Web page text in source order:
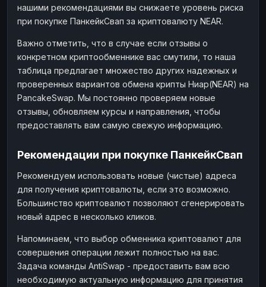
нашими рекомендациями вы снижаете уровень риска
при покупке ПанкейкСвап за криптовалюту NEAR.
Важно отметить, что в случае если отзывы о
конкретном криптообменнике вас смутили, то наша
таблица предлагает множество других надежных и
проверенных вариантов обмена крипты Ниар(NEAR) на
PancakeSwap. Мы постоянно проверяем новые
отзывы, обновляем курсы и направления, чтобы
предоставлять вам самую свежую информацию.
Рекомендации при покупке ПанкейкСвап
Рекомендуем использовать новые (чистые) адреса
для получения криптовалюты, если это возможно.
Большинство криптовалют позволяют сгенерировать
новый адрес в несколько кликов.
Напоминаем, что выбор обменника криптовалют для
совершения операции лежит полностью на вас.
Задача команды AntiSwap - предоставить вам всю
необходимую актуальную информацию для принятия